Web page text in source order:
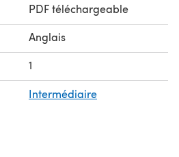
PDF téléchargeable
Anglais
1
Intermédiaire